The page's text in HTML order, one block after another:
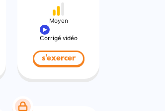
Moyen
Corrigé vidéo
s'exercer